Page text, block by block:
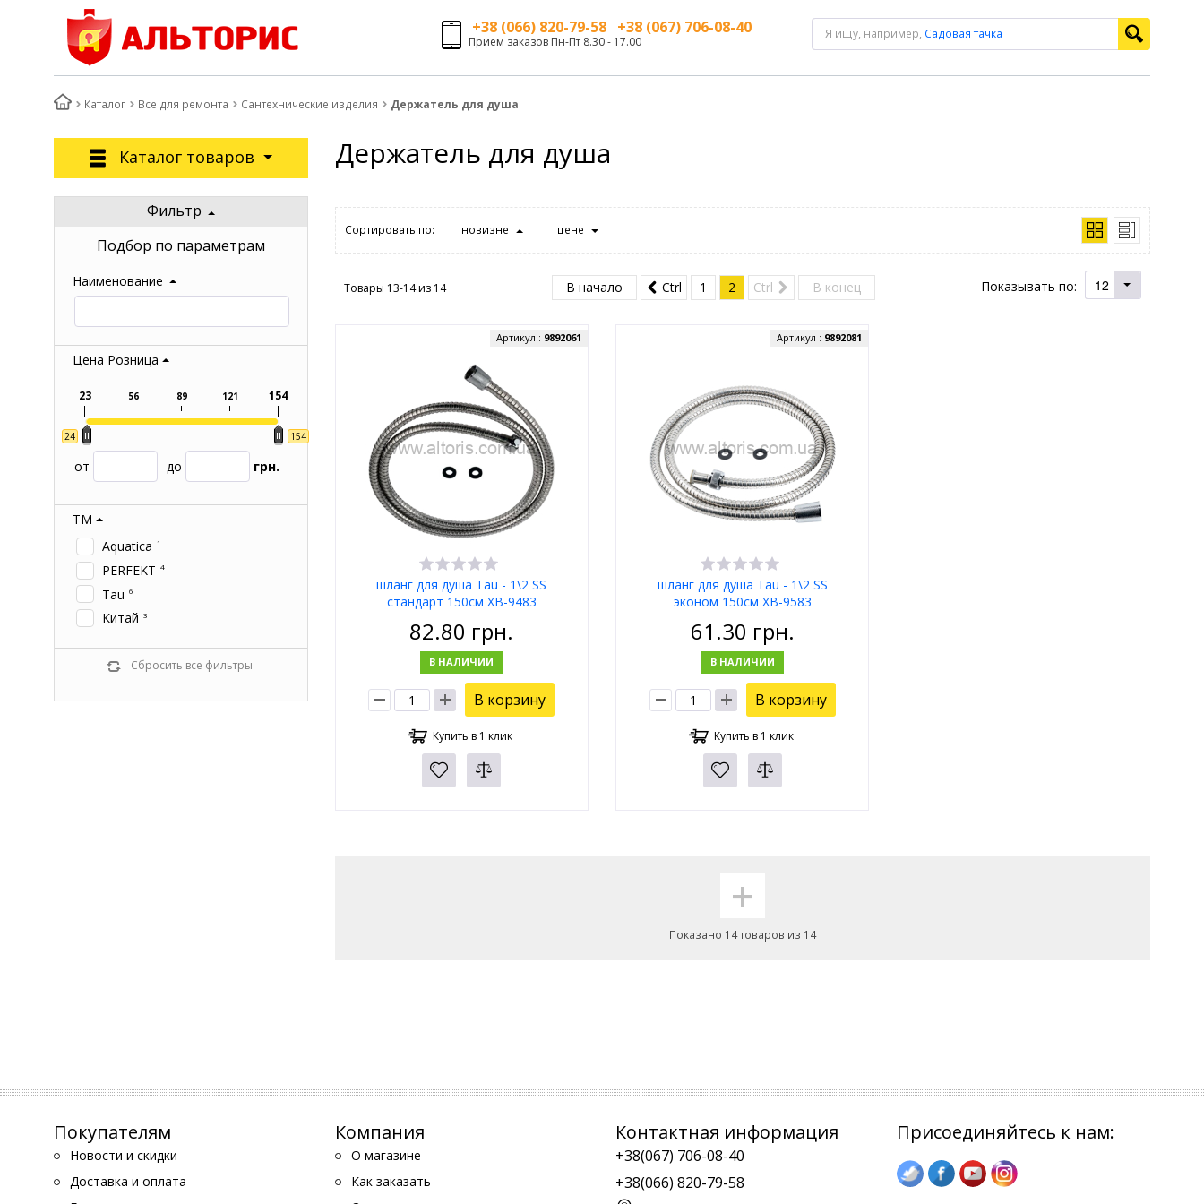
+38 (066) 820-79-58 +38 (067) 706-08-40
Прием заказов Пн-Пт 8.30 - 17.00
Я ищу, например, Садовая тачка
Каталог Все для ремонта Сантехнические изделия Держатель для душа
Каталог товаров
Фильтр
Подбор по параметрам
Наименование
Цена Розница
24 154
23 56 89 121 154
от до грн.
ТМ
Aquatica
1
PERFEKT 4
Tau 6
Китай 3
Сбросить все фильтры
Держатель для душа
Сортировать по: новизне цене
Показывать по: 12
Товары 13-14 из 14 В начало Ctrl 1 2 Ctrl В конец
шланг для душа Tau - 1\2 SS
стандарт 150см XB-9483
Артикул : 9892061
82.80 грн.
В НАЛИЧИИ
В корзину
Купить в 1 клик
шланг для душа Tau - 1\2 SS
эконом 150см XB-9583
Артикул : 9892081
61.30 грн.
В НАЛИЧИИ
В корзину
Купить в 1 клик
+
Показано 14 товаров из 14
Покупателям
Новости и скидки
Доставка и оплата
Компания
О магазине
Как заказать
Контактная информация
+38(067) 706-08-40
+38(066) 820-79-58
Присоединяйтесь к нам: